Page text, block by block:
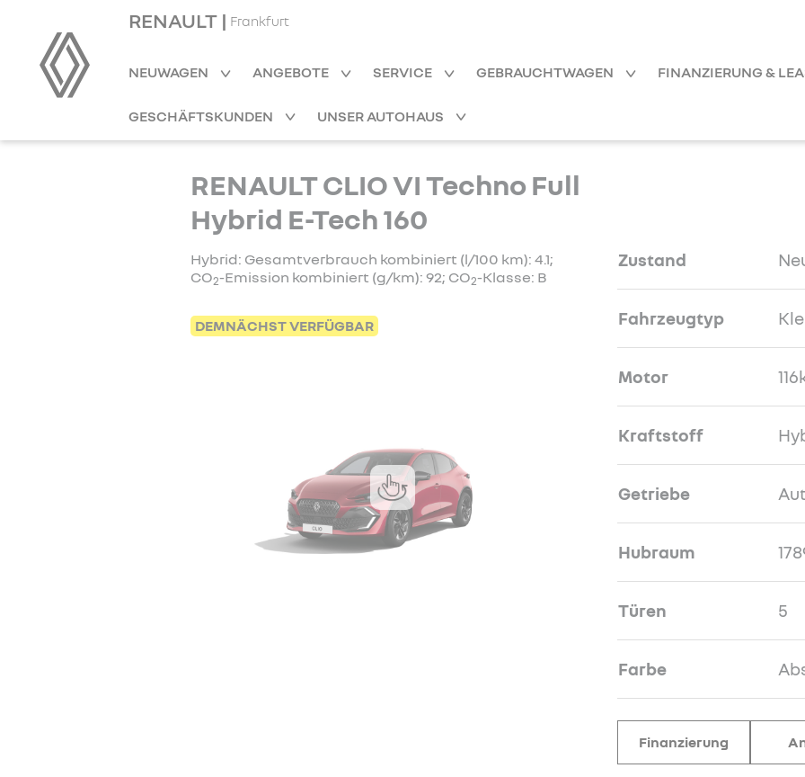
RENAULT | Frankfurt
NEUWAGEN ANGEBOTE SERVICE GEBRAUCHTWAGEN FINANZIERUNG &
GESCHÄFTSKUNDEN UNSER AUTOHAUS
RENAULT CLIO VI Techno Full
Hybrid E-Tech 160
Hybrid: Gesamtverbrauch kombiniert (l/100 km): 4.1;
CO2-Emission kombiniert (g/km): 92; CO2-Klasse: B
DEMNÄCHST VERFÜGBAR
Zustand
Fahrzeugtyp
Motor
Kraftstoff
Getriebe
Hubraum
Türen 5
Farbe
Finanzierung